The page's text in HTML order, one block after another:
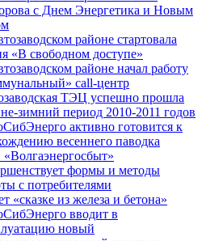
с Днем Энергетика и Новым
районе стартовала
«В свободном доступе»
районе начал работу
call-центр
ТЭЦ успешно прошла
зимний период 2010-2011 годов
активно готовится к
весеннего паводка
формы и методы
с потребителями
«сказке из железа и бетона»
вводит в
новый